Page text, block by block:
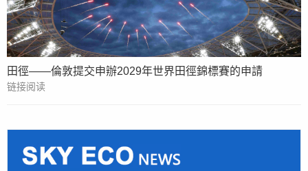
田徑——倫敦提交申辦2029年世界田徑錦標賽的申請
链接阅读